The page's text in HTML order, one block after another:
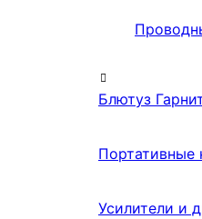
Блютуз
Портативные
Усилители и